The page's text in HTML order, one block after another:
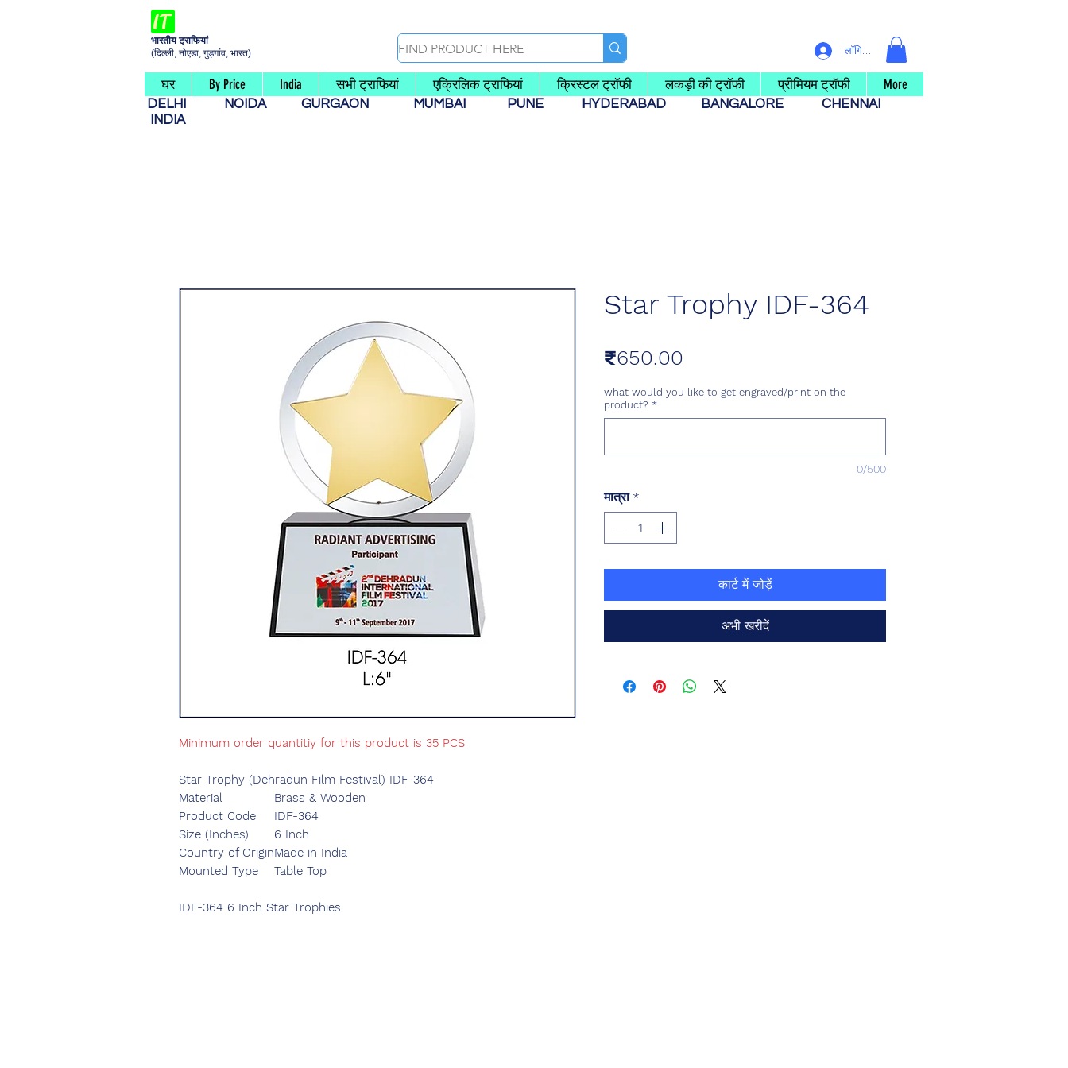
भारतीय ट्राफियां
(दिल्ली, नोएडा, गुड़गांव, भारत)
लॉगिन करें
घर By Price India सभी ट्राफियां एक्रिलिक ट्राफियां क्रिस्टल ट्रॉफी लकड़ी की ट्रॉफी प्रीमियम ट्रॉफी More
DELHI NOIDA GURGAON MUMBAI PUNE HYDERABAD BANGALORE
CHENNAI
INDIA
Minimum order quantitiy for this product is 35 PCS
Star Trophy (Dehradun Film Festival) IDF-364
Material
Brass & Wooden
Product Code
IDF-364
Size (Inches)
6 Inch
Country of OriginMade in India
Mounted Type
Table Top
IDF-364 6 Inch Star Trophies
Star Trophy IDF-364
₹650.00
what would you like to get engraved/print on the
product? *
0/500
मात्रा *
कार्ट में जोड़ें
अभी खरीदें